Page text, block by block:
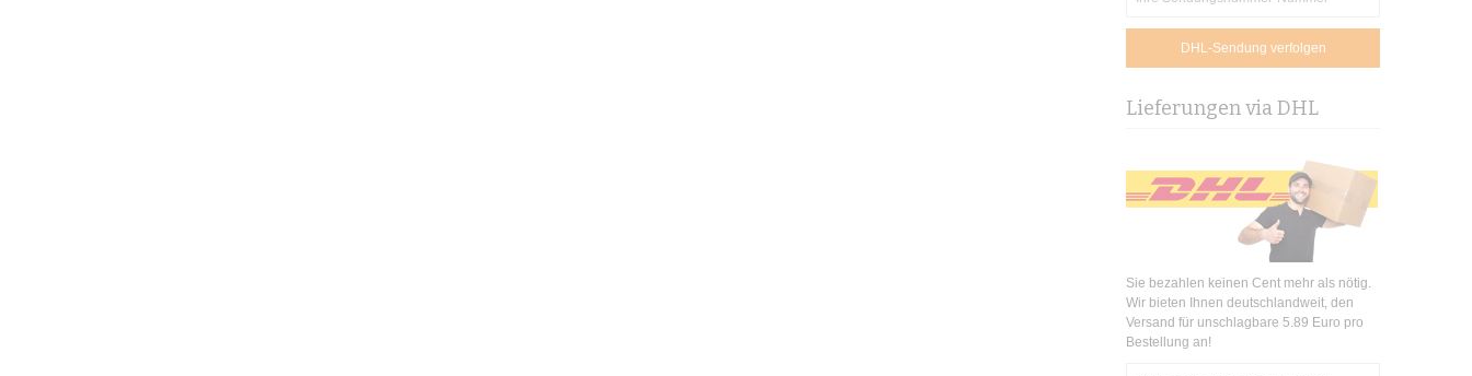
Lieferungen via DHL
Sie bezahlen keinen Cent mehr als nötig.
Wir bieten Ihnen deutschlandweit, den
Versand für unschlagbare 5.89 Euro pro
Bestellung an!